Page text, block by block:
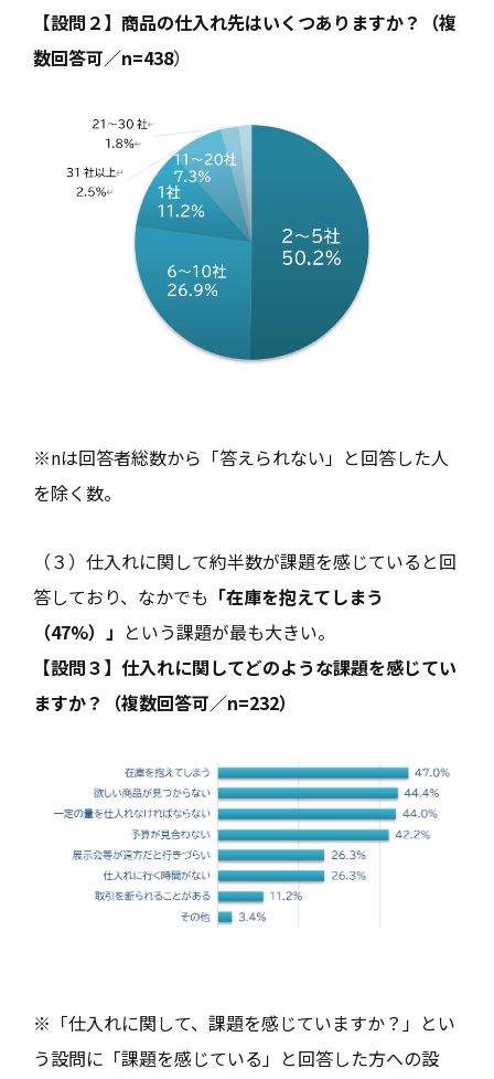
【設問２】商品の仕入れ先はいくつありますか？（複
数回答可／n=438）
※nは回答者総数から「答えられない」と回答した人
を除く数。
（３）仕入れに関して約半数が課題を感じていると回
答しており、なかでも 「在庫を抱えてしまう
（47%）」 という課題が最も大きい。
【設問３】仕入れに関してどのような課題を感じてい
ますか？（複数回答可／n=232）
※「仕入れに関して、課題を感じていますか？」とい
う設問に「課題を感じている」と回答した方への設